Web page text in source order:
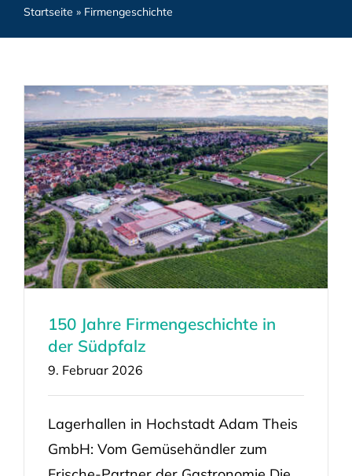
Startseite » Firmengeschichte
150 Jahre Firmengeschichte in
der Südpfalz
9. Februar 2026
Lagerhallen in Hochstadt Adam Theis
GmbH: Vom Gemüsehändler zum